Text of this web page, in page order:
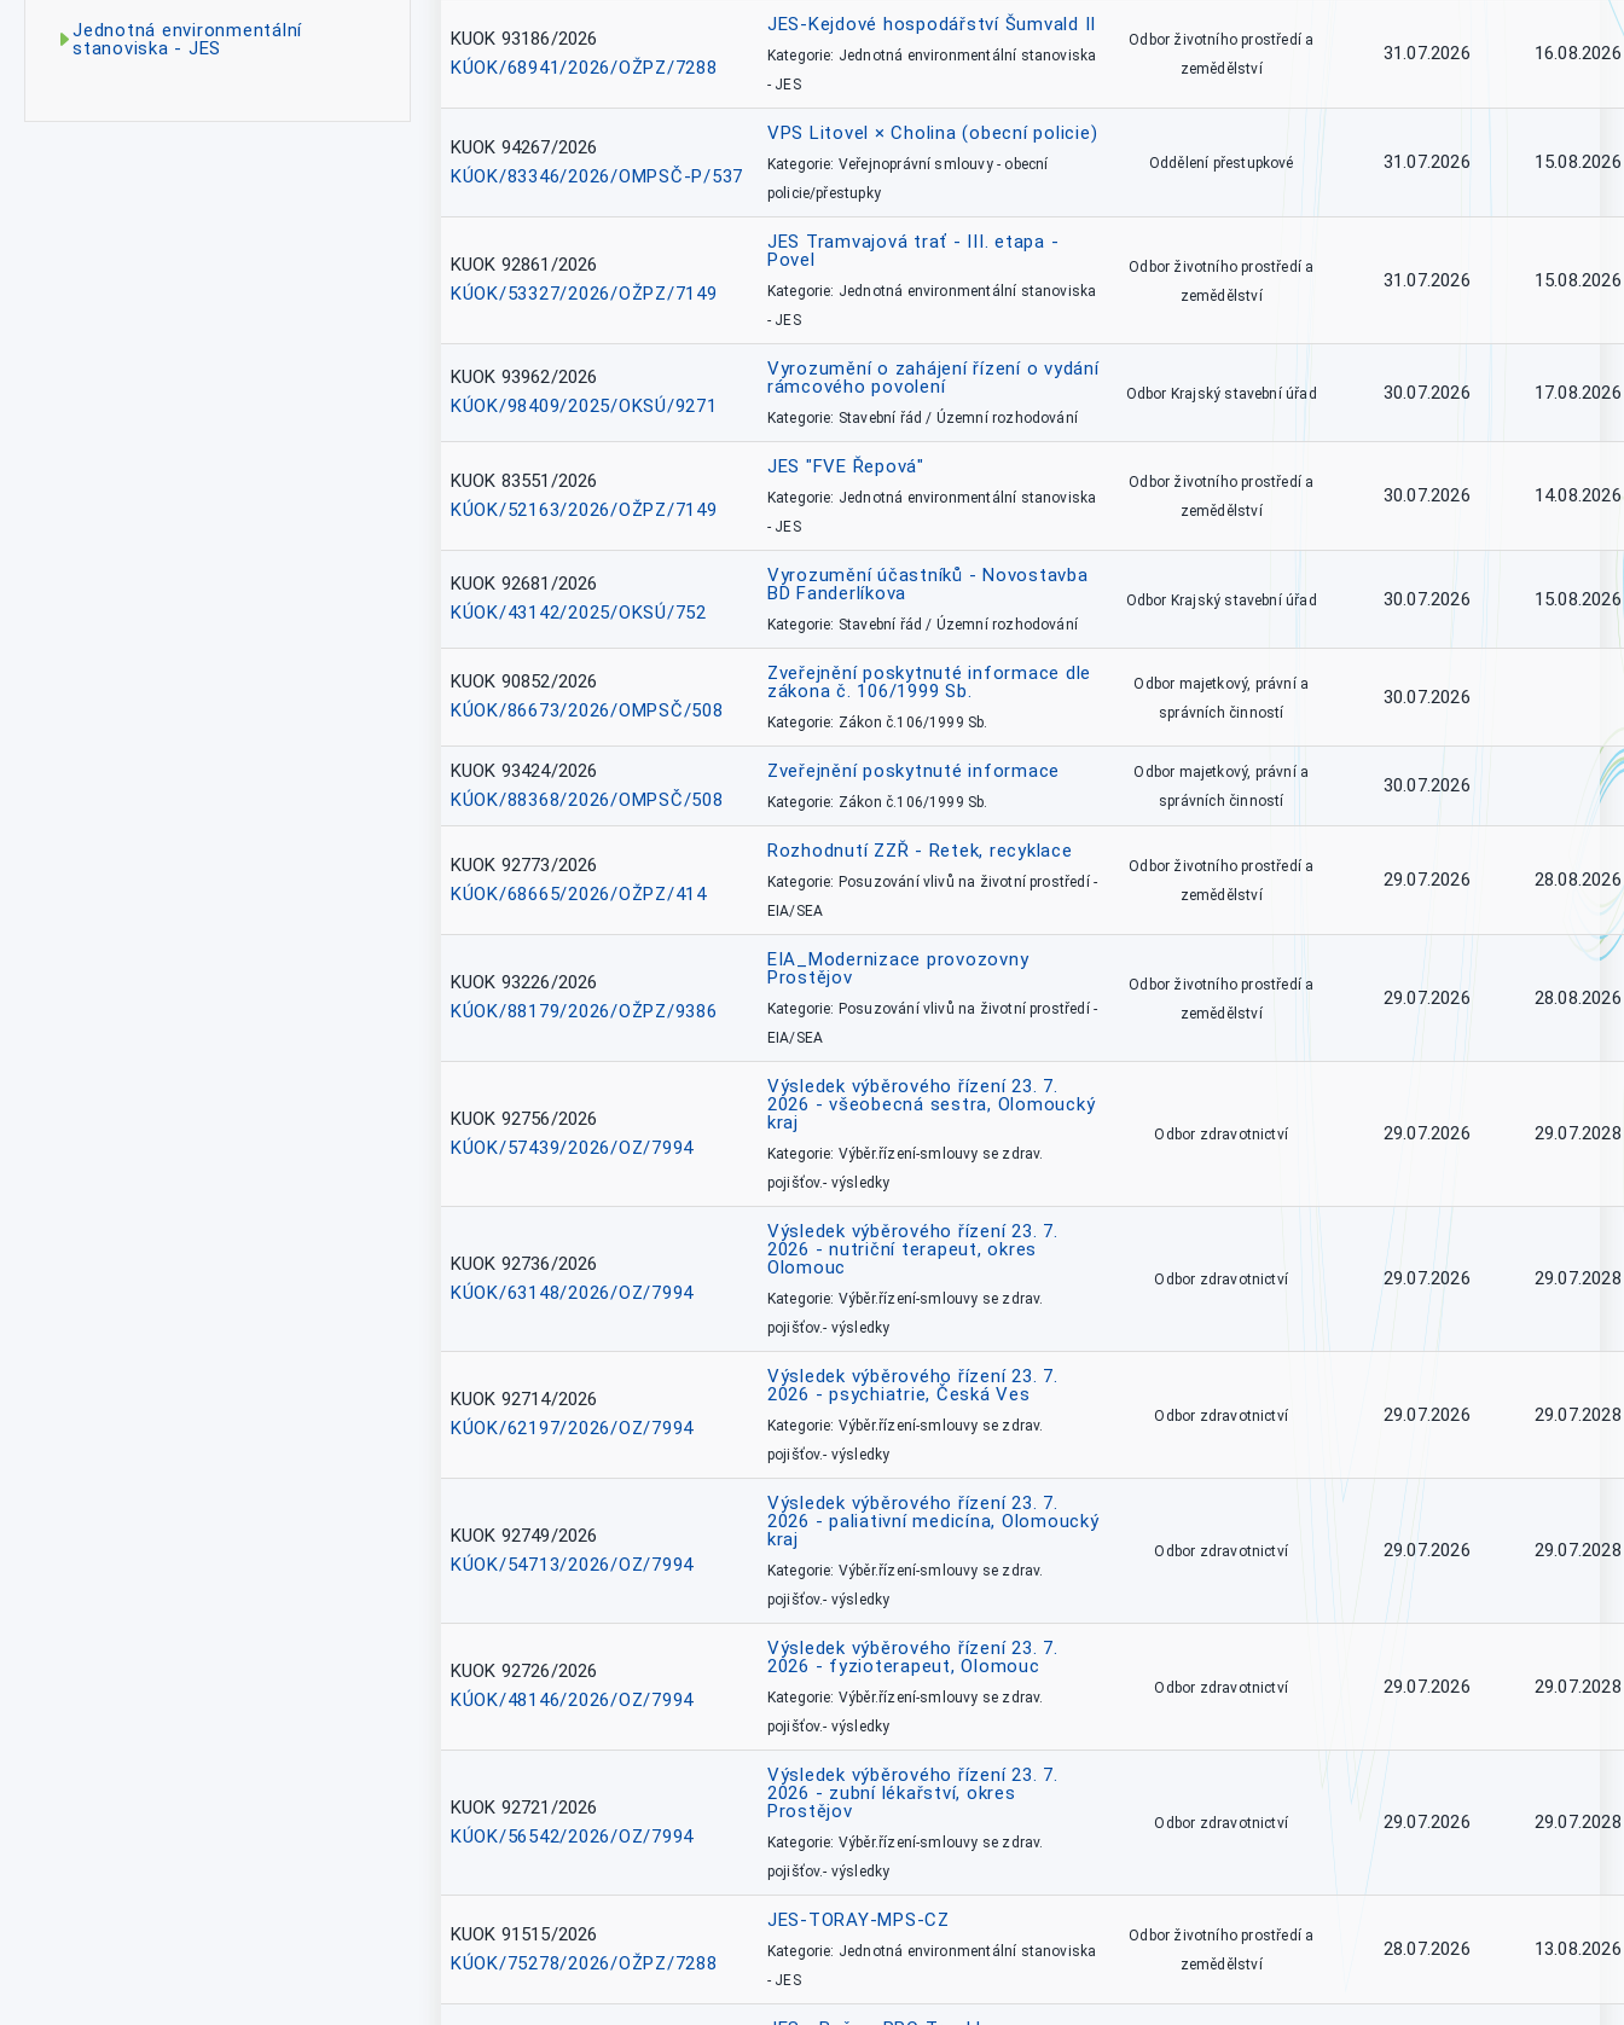
Jednotná environmentální
stanoviska - JES
KUOK 93186/2026
KÚOK/68941/2026/OŽPZ/7288
JES-Kejdové hospodářství Šumvald II
Kategorie: Jednotná environmentální stanoviska
- JES
Odbor životního prostředí a
zemědělství
31.07.2026 16.08.2026
KUOK 94267/2026
KÚOK/83346/2026/OMPSČ-P/537
VPS Litovel × Cholina (obecní policie)
Kategorie: Veřejnoprávní smlouvy - obecní
policie/přestupky
Oddělení přestupkové 31.07.2026 15.08.2026
KUOK 92861/2026
KÚOK/53327/2026/OŽPZ/7149
JES Tramvajová trať - III. etapa -
Povel
Kategorie: Jednotná environmentální stanoviska
- JES
Odbor životního prostředí a
zemědělství
31.07.2026 15.08.2026
KUOK 93962/2026
KÚOK/98409/2025/OKSÚ/9271
Vyrozumění o zahájení řízení o vydání
rámcového povolení
Kategorie: Stavební řád / Územní rozhodování
Odbor Krajský stavební úřad 30.07.2026 17.08.2026
KUOK 83551/2026
KÚOK/52163/2026/OŽPZ/7149
JES "FVE Řepová"
Kategorie: Jednotná environmentální stanoviska
- JES
Odbor životního prostředí a
zemědělství
30.07.2026 14.08.2026
KUOK 92681/2026
KÚOK/43142/2025/OKSÚ/752
Vyrozumění účastníků - Novostavba
BD Fanderlíkova
Kategorie: Stavební řád / Územní rozhodování
Odbor Krajský stavební úřad 30.07.2026 15.08.2026
KUOK 90852/2026
KÚOK/86673/2026/OMPSČ/508
Zveřejnění poskytnuté informace dle
zákona č. 106/1999 Sb.
Kategorie: Zákon č.106/1999 Sb.
Odbor majetkový, právní a
správních činností
30.07.2026
KUOK 93424/2026
KÚOK/88368/2026/OMPSČ/508
Zveřejnění poskytnuté informace
Kategorie: Zákon č.106/1999 Sb.
Odbor majetkový, právní a
správních činností
30.07.2026
KUOK 92773/2026
KÚOK/68665/2026/OŽPZ/414
Rozhodnutí ZZŘ - Retek, recyklace
Kategorie: Posuzování vlivů na životní prostředí -
EIA/SEA
Odbor životního prostředí a
zemědělství
29.07.2026 28.08.2026
KUOK 93226/2026
KÚOK/88179/2026/OŽPZ/9386
EIA_Modernizace provozovny
Prostějov
Kategorie: Posuzování vlivů na životní prostředí -
EIA/SEA
Odbor životního prostředí a
zemědělství
29.07.2026 28.08.2026
KUOK 92756/2026
KÚOK/57439/2026/OZ/7994
Výsledek výběrového řízení 23. 7.
2026 - všeobecná sestra, Olomoucký
kraj
Kategorie: Výběr.řízení-smlouvy se zdrav.
pojišťov.- výsledky
Odbor zdravotnictví 29.07.2026 29.07.2028
KUOK 92736/2026
KÚOK/63148/2026/OZ/7994
Výsledek výběrového řízení 23. 7.
2026 - nutriční terapeut, okres
Olomouc
Kategorie: Výběr.řízení-smlouvy se zdrav.
pojišťov.- výsledky
Odbor zdravotnictví 29.07.2026 29.07.2028
KUOK 92714/2026
KÚOK/62197/2026/OZ/7994
Výsledek výběrového řízení 23. 7.
2026 - psychiatrie, Česká Ves
Kategorie: Výběr.řízení-smlouvy se zdrav.
pojišťov.- výsledky
Odbor zdravotnictví 29.07.2026 29.07.2028
KUOK 92749/2026
KÚOK/54713/2026/OZ/7994
Výsledek výběrového řízení 23. 7.
2026 - paliativní medicína, Olomoucký
kraj
Kategorie: Výběr.řízení-smlouvy se zdrav.
pojišťov.- výsledky
Odbor zdravotnictví 29.07.2026 29.07.2028
KUOK 92726/2026
KÚOK/48146/2026/OZ/7994
Výsledek výběrového řízení 23. 7.
2026 - fyzioterapeut, Olomouc
Kategorie: Výběr.řízení-smlouvy se zdrav.
pojišťov.- výsledky
Odbor zdravotnictví 29.07.2026 29.07.2028
KUOK 92721/2026
KÚOK/56542/2026/OZ/7994
Výsledek výběrového řízení 23. 7.
2026 - zubní lékařství, okres
Prostějov
Kategorie: Výběr.řízení-smlouvy se zdrav.
pojišťov.- výsledky
Odbor zdravotnictví 29.07.2026 29.07.2028
KUOK 91515/2026
KÚOK/75278/2026/OŽPZ/7288
JES-TORAY-MPS-CZ
Kategorie: Jednotná environmentální stanoviska
- JES
Odbor životního prostředí a
zemědělství
28.07.2026 13.08.2026